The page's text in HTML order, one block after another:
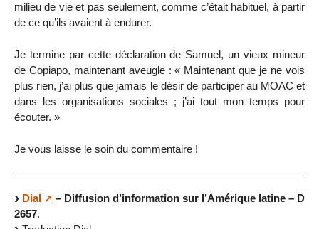
milieu de vie et pas seulement, comme c’était habituel, à partir
de ce qu’ils avaient à endurer.
Je termine par cette déclaration de Samuel, un vieux mineur
de Copiapo, maintenant aveugle : « Maintenant que je ne vois
plus rien, j’ai plus que jamais le désir de participer au MOAC et
dans les organisations sociales ; j’ai tout mon temps pour
écouter. »
Je vous laisse le soin du commentaire !
Dial
– Diffusion d’information sur l’Amérique latine – D
2657.